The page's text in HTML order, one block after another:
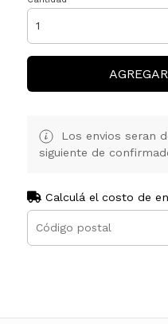
Los envios seran
siguiente de
Calculá el costo de